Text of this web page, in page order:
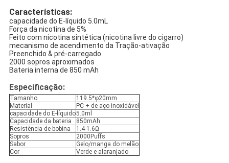
Características:
capacidade do E-líquido 5.0mL
Força da nicotina de 5%
Feito com nicotina sintética (nicotina livre do cigarro)
mecanismo de acendimento da Tração-ativação
Preenchido & pré-carregado
2000 sopros aproximados
Bateria interna de 850 mAh
Especificação:
Tamanho
119.5*φ20mm
Material
PC + de aço inoxidável
capacidade do E-líquido5.0ml
Capacidade da bateria
850mAh
Resistência de bobina
1.4-1.6Ω
Sopros
2000Puffs
Sabor
Gelo/manga do melão
Cor
Verde e alaranjado